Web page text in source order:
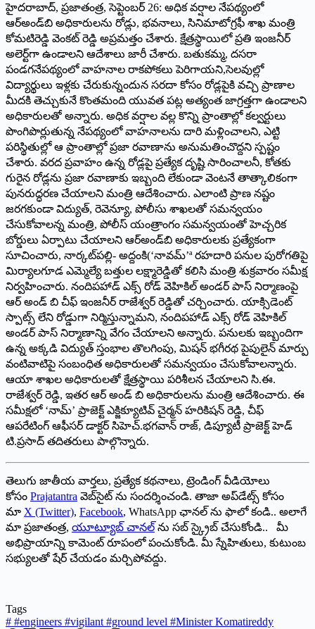
హైదరాబాద్‌, ప్రజాతంత్ర, సెప్టెంబర్‌ 26: అధిక వర్షాల నేపథ్యంలో
ఆర్‌అండ్‌బి అధికారులను రోడ్లు, భవనాలు, సినిమాటోగ్రఫీ శాఖ మంత్రి
కోమటిరెడ్డి వెంకట్‌ రెడ్డి అప్రమత్తం చేశారు. క్షేత్రస్థాయిలో ప్రతి ఇంజనీర్‌
అలెర్ట్‌గా ఉండాలని ఆదేశాలు జారీ చేశారు. బతుకమ్మ, దసరా
పండగనేపథ్యంలో వాహనాల రాకపోకలు పెరిగాయని,సెలవుల్లో
విద్యార్థులు ఇళ్లకు చేరుకున్నందున సరదా కోసం రోడ్లపైకి వచ్చి ప్రాణాల
మీదకి తెచ్చుకునే కొంతమంది యువత పట్ల అత్యంత జాగ్రత్తగా ఉండాలని
అధికారులతో అన్నారు. అధిక వర్షాల వల్ల కొన్ని ప్రాంతాల్లో కల్వర్టులు
పొంగిపొర్లుతున్న నేపథ్యంలో వాహనాలను దారి మళ్లించాలని, ఎట్టి
పరిస్థితుల్లో ఆ ప్రాంతాల్లో ప్రజా రవాణాను అనుమతించొద్దని స్పష్టం
చేశారు. వరద ప్రవాహం ఉన్న రోడ్లపై ప్రత్యేక దృష్టి సారించాలనీ, కోతకు
గురైన రోడ్లను ప్రజా రవాణాకు ఇబ్బంది లేకుండా వెంటనే తాత్కాలికంగా
పునరుద్ధరణ చేయాలని మంత్రి ఆదేశించారు. ఎలాంటి ప్రాణ నష్టం
జరగకుండా విద్యుత్‌, రెవెన్యూ, పోలీసు శాఖలతో సమన్వయం
చేసుకోవాలన్న మంత్రి, పోలీస్‌ యంత్రాంగం సమన్వయంతో హెచ్చరిక
బోర్డులు ఏర్పాటు చేయాలని ఆర్‌అండ్‌బి అధికారులకు ప్రత్యేకంగా
సూచించారు, నార్కట్‌పల్లి- అద్దంకి(‘నావమ్‌’ª రహదారి పనుల పురోగతిపై
మిర్యాలగూడ ఎమ్మెల్యే బత్తుల లక్ష్మారెడ్డితో కలిసి మంత్రి శుక్రవారం సమీక్ష
నిర్వహించారు. నందిపహాడ్‌ ఎక్స్‌ రోడ్‌ వెహికిల్‌ అండర్‌ పాస్‌ నిర్మాణంపై
ఆర్‌ అండ్‌ బి చీఫ్‌ ఇంజనీర్‌ రాజేశ్వర్‌ రెడ్డితో చర్చించారు. యాక్సిడెంట్‌
స్పాట్స్‌ లేని రోడ్డుగా నిర్మిస్తున్నామని, నందిపహాడ్‌ ఎక్స్‌ రోడ్‌ వెహికిల్‌
అండర్‌ పాస్‌ నిర్మాణాన్ని వేగం చేయాలని అన్నారు. పనులకు ఇబ్బందిగా
ఉన్న అక్కడి విద్యుత్‌ స్తంభాల తొలగింపు, మిషన్‌ భగీరథ పైపులైన్‌ మార్పు
వంటివాటిపై సంబంధిత అధికారులతో సమన్వయం చేసుకోవాలన్నారు.
ఆయా శాఖల అధికారులతో క్షేత్రస్థాయి పరిశీలన చేయాలని సి.ఈ.
రాజేశ్వర్‌ రెడ్డి, ఇతర ఆర్‌ అండ్‌ బి అధికారులను మంత్రి ఆదేశించారు. ఈ
సమీక్షలో ‘నామ్‌’ ప్రాజెక్ట్‌ ఎక్జిక్యూటివ్‌ చైర్మన్‌ హరికిషన్‌ రెడ్డి, చీఫ్‌
ఆపరేటింగ్‌ ఆఫీసర్‌ డాక్టర్‌ సిహెచ్‌.భగవాన్‌ రాజ్‌, డిప్యూటీ ప్రాజెక్ట్‌ హెడ్‌
టి.ప్రసాద్‌ తదితరులు పాల్గొన్నారు.
తెలుగు జాతీయ వార్తలు, ప్రత్యేక కథనాలు, ట్రెండింగ్ వీడియోలు
కోసం Prajatantra వెబ్‌సైట్ ను సందర్శించండి. తాజా అప్‌డేట్స్ కోసం
మా X (Twitter), Facebook, WhatsApp ఛానల్ ను ఫాలో కండి.. అలాగే
మా ప్రజాతంత్ర, యూట్యూబ్ చానల్ ను సబ్ స్క్రైబ్ చేసుకోండి.. మీ
అభిప్రాయాన్ని కామెంట్ రూపంలో పంచుకోండి. మీ స్నేహితులు, కుటుంబ
సభ్యులతో షేర్ చేయడం మర్చిపోవద్దు.
Tags
# #engineers #vigilant #ground level #Minister Komatireddy